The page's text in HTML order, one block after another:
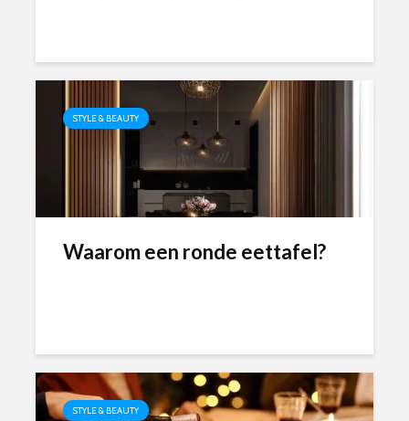
STYLE & BEAUTY
Waarom een ronde eettafel?
STYLE & BEAUTY